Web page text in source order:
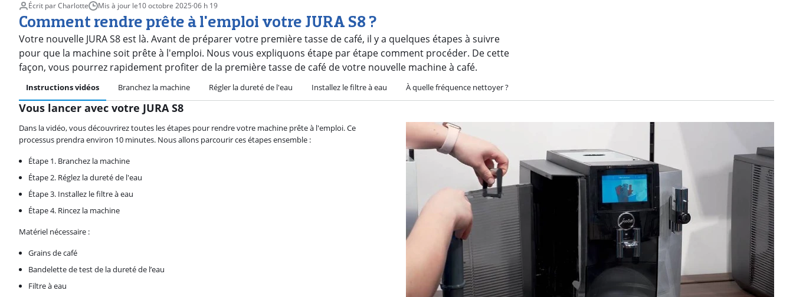
Écrit par Charlotte Mis à jour le10 octobre 2025·06 h 19
Comment rendre prête à l'emploi votre JURA S8 ?
Votre nouvelle JURA S8 est là. Avant de préparer votre première tasse de café, il y a quelques étapes à suivre
pour que la machine soit prête à l'emploi. Nous vous expliquons étape par étape comment procéder. De cette
façon, vous pourrez rapidement profiter de la première tasse de café de votre nouvelle machine à café.
Instructions vidéos Branchez la machine Régler la dureté de l'eau Installez le filtre à eau À quelle fréquence nettoyer ?
Vous lancer avec votre JURA S8
Dans la vidéo, vous découvrirez toutes les étapes pour rendre votre machine prête à l'emploi. Ce
processus prendra environ 10 minutes. Nous allons parcourir ces étapes ensemble :
Étape 1. Branchez la machine
Étape 2. Réglez la dureté de l'eau
Étape 3. Installez le filtre à eau
Étape 4. Rincez la machine
Matériel nécessaire :
Grains de café
Bandelette de test de la dureté de l’eau
Filtre à eau